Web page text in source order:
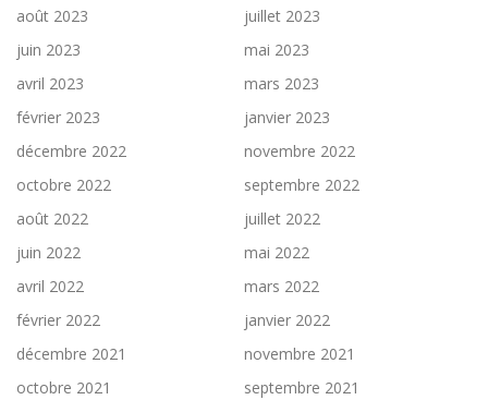
août 2023
juillet 2023
juin 2023
mai 2023
avril 2023
mars 2023
février 2023
janvier 2023
décembre 2022
novembre 2022
octobre 2022
septembre 2022
août 2022
juillet 2022
juin 2022
mai 2022
avril 2022
mars 2022
février 2022
janvier 2022
décembre 2021
novembre 2021
octobre 2021
septembre 2021